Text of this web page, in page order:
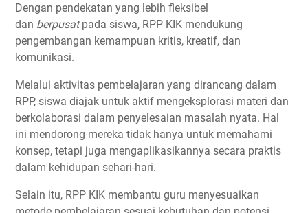
Dengan pendekatan yang lebih fleksibel
dan berpusatpada siswa, RPP KIK mendukung
pengembangan kemampuan kritis, kreatif, dan
komunikasi.
Melalui aktivitas pembelajaran yang dirancang dalam
RPP, siswa diajak untuk aktif mengeksplorasi materi dan
berkolaborasi dalam penyelesaian masalah nyata. Hal
ini mendorong mereka tidak hanya untuk memahami
konsep, tetapi juga mengaplikasikannya secara praktis
dalam kehidupan sehari-hari.
Selain itu, RPP KIK membantu guru menyesuaikan